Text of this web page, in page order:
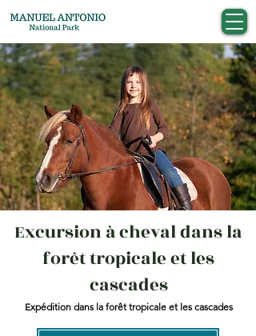
Excursion à cheval dans la
forêt tropicale et les
cascades
Expédition dans la forêt tropicale et les cascades